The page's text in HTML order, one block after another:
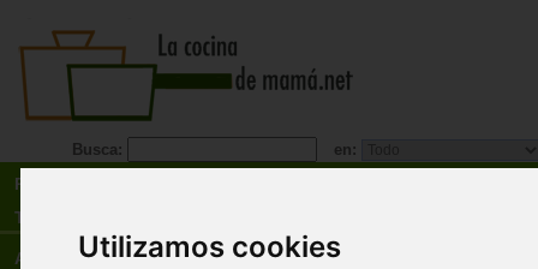
Utilizamos cookies
Busca: en:
Recetas
Tienda
Actualidad